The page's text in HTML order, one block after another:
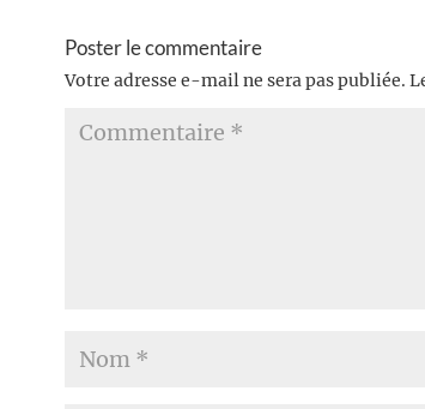
Poster le commentaire
Votre adresse e-mail ne sera pas publiée.